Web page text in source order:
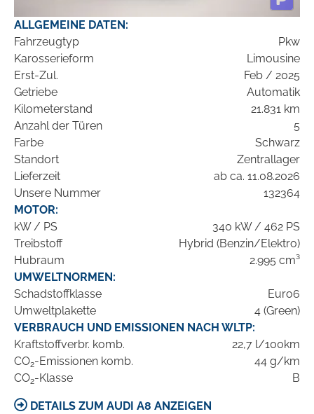
ALLGEMEINE DATEN:
Fahrzeugtyp
Pkw
Karosserieform
Limousine
Erst-Zul.
Feb / 2025
Getriebe
Automatik
Kilometerstand
21.831 km
Anzahl der Türen
5
Farbe
Schwarz
Standort
Zentrallager
Lieferzeit
ab ca. 11.08.2026
Unsere Nummer
132364
MOTOR:
kW / PS
340 kW / 462 PS
Treibstoff
Hybrid (Benzin/Elektro)
Hubraum
2.995 cm³
UMWELTNORMEN:
Schadstoffklasse
Euro6
Umweltplakette
4 (Green)
VERBRAUCH UND EMISSIONEN NACH WLTP:
Kraftstoffverbr. komb.
22,7 l/100km
CO2-Emissionen komb.
44 g/km
CO2-Klasse B
DETAILS ZUM AUDI A8 ANZEIGEN